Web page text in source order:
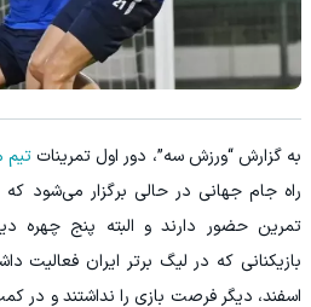
به گزارش “ورزش سه”، دور اول تمریناتتیم
راه جام جهانی در حالی برگزار می‌شود که
تمرین حضور دارند و البته پنج چهره
اسفند، دیگر فرصت بازی را نداشتند و